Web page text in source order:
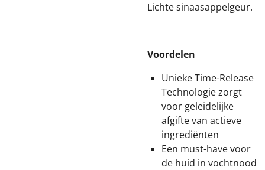
Lichte sinaasappelgeur.
Voordelen
Unieke Time-Release
Technologie zorgt
voor geleidelijke
afgifte van actieve
ingrediënten
Een must-have voor
de huid in vochtnood